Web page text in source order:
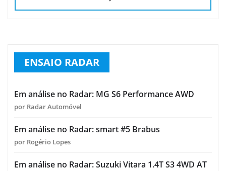
ENSAIO RADAR
Em análise no Radar: MG S6 Performance AWD
por Radar Automóvel
Em análise no Radar: smart #5 Brabus
por Rogério Lopes
Em análise no Radar: Suzuki Vitara 1.4T S3 4WD AT